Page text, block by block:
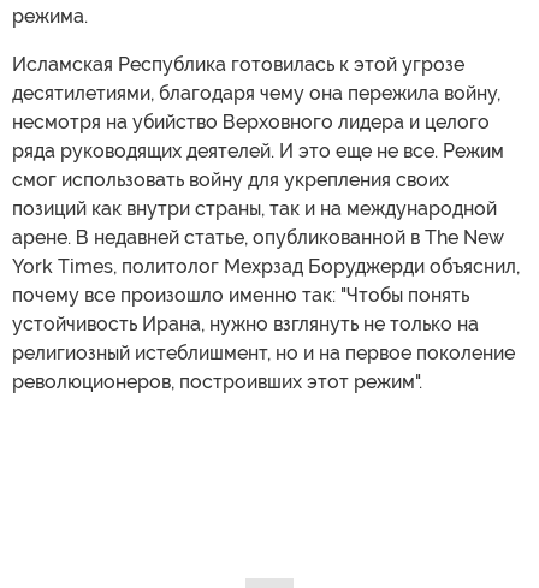
режима.
Исламская Республика готовилась к этой угрозе
десятилетиями, благодаря чему она пережила войну,
несмотря на убийство Верховного лидера и целого
ряда руководящих деятелей. И это еще не все. Режим
смог использовать войну для укрепления своих
позиций как внутри страны, так и на международной
арене. В недавней статье, опубликованной в The New
York Times, политолог Мехрзад Боруджерди объяснил,
почему все произошло именно так: "Чтобы понять
устойчивость Ирана, нужно взглянуть не только на
религиозный истеблишмент, но и на первое поколение
революционеров, построивших этот режим".